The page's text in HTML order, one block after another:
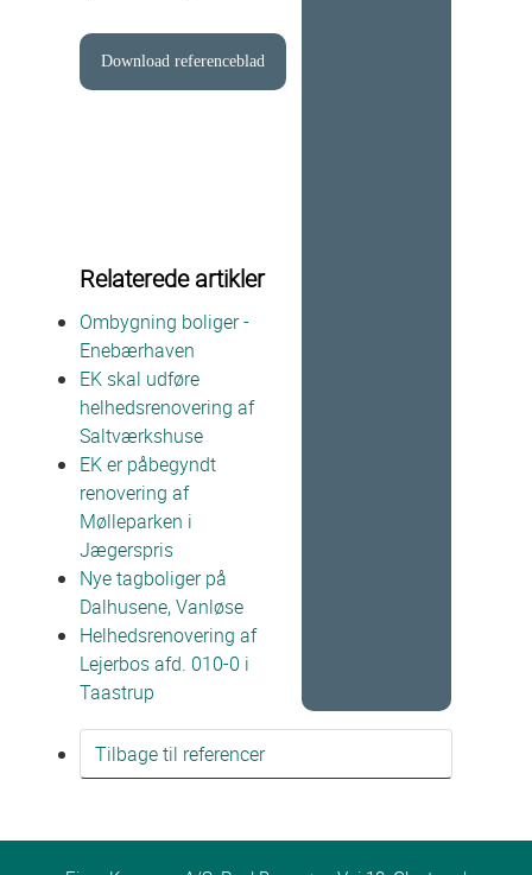
Download referenceblad
Relaterede artikler
Ombygning boliger -
Enebærhaven
EK skal udføre
helhedsrenovering af
Saltværkshuse
EK er påbegyndt
renovering af
Mølleparken i
Jægerspris
Nye tagboliger på
Dalhusene, Vanløse
Helhedsrenovering af
Lejerbos afd. 010-0 i
Taastrup
Tilbage til referencer